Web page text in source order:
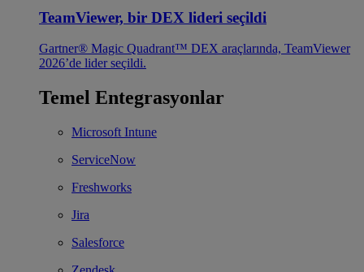
TeamViewer, bir DEX lideri seçildi
Gartner® Magic Quadrant™ DEX araçlarında, TeamViewer
2026’de lider seçildi.
Temel Entegrasyonlar
Microsoft Intune
ServiceNow
Freshworks
Jira
Salesforce